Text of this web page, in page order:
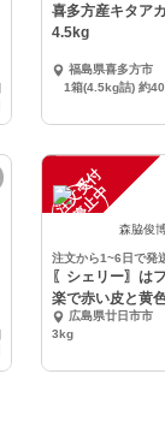
喜多方産キタア
4.5kg
福島県喜多方市
注
文
受
付
停
止
中
森脇俊
注文から1~6日で発
〖シェリー〗は
楽で赤い皮と黄
みつきに!!
広島県廿日市市
3kg